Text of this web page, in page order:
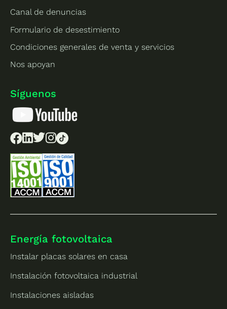
Canal de denuncias
Formulario de desestimiento
Condiciones generales de venta y servicios
Nos apoyan
Síguenos
Energía fotovoltaica
Instalar placas solares en casa
Instalación fotovoltaica industrial
Instalaciones aisladas